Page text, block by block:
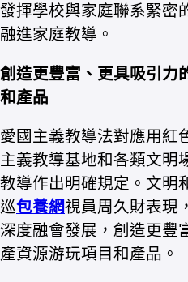
發揮學校與家庭聯系緊密
融進家庭教導。
創造更豐富、更具吸引力
和產品
愛國主義教導法對應用紅
主義教導基地和各類文明
教導作出明確規定。文明
巡包養網視員周久財表現
深度融會發展，創造更豐
產資源游玩項目和產品。